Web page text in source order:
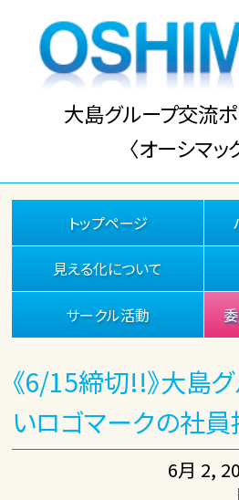
大島グループ交流
〈オーシマッ
トップページ
見える化について
サークル活動
《6/15締切!!》大島
いロゴマークの社
6月 2,